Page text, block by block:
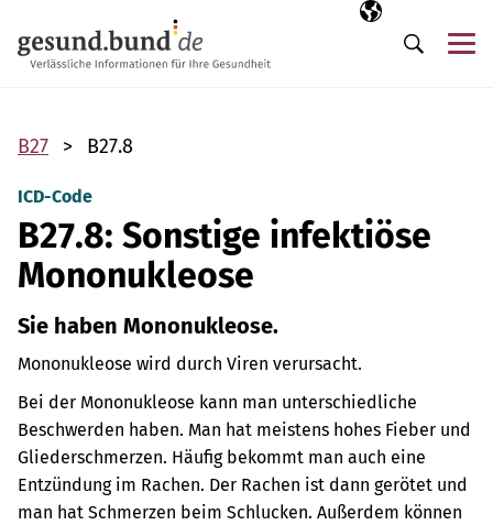
Ausgewählte
DE
Suche
B27 B27.8
ICD-Code
B27.8: Sonstige infektiöse
Mononukleose
Sie haben Mononukleose.
Mononukleose wird durch Viren verursacht.
Bei der Mononukleose kann man unterschiedliche
Beschwerden haben. Man hat meistens hohes Fieber und
Gliederschmerzen. Häufig bekommt man auch eine
Entzündung im Rachen. Der Rachen ist dann gerötet und
man hat Schmerzen beim Schlucken. Außerdem können